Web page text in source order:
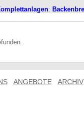
:
ANGEBOTE ARCHIV